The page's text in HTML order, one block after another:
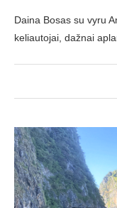
Daina Bosas su vyru
keliautojai, dažnai